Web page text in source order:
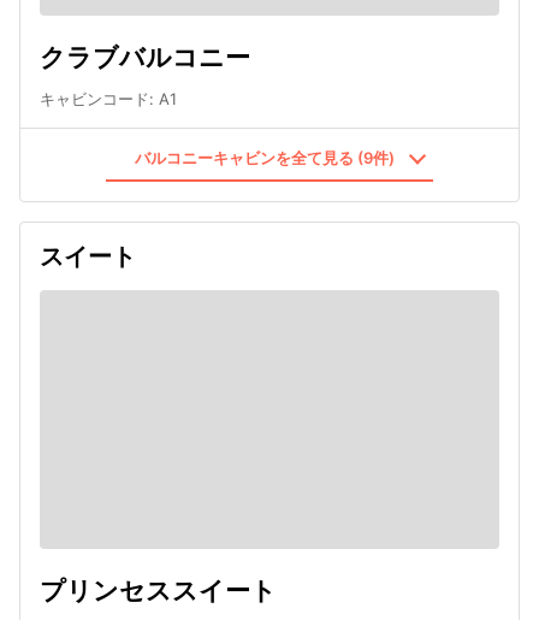
クラブバルコニー
キャビンコード: A1
バルコニーキャビンを全て見る (9件)
スイート
プリンセススイート